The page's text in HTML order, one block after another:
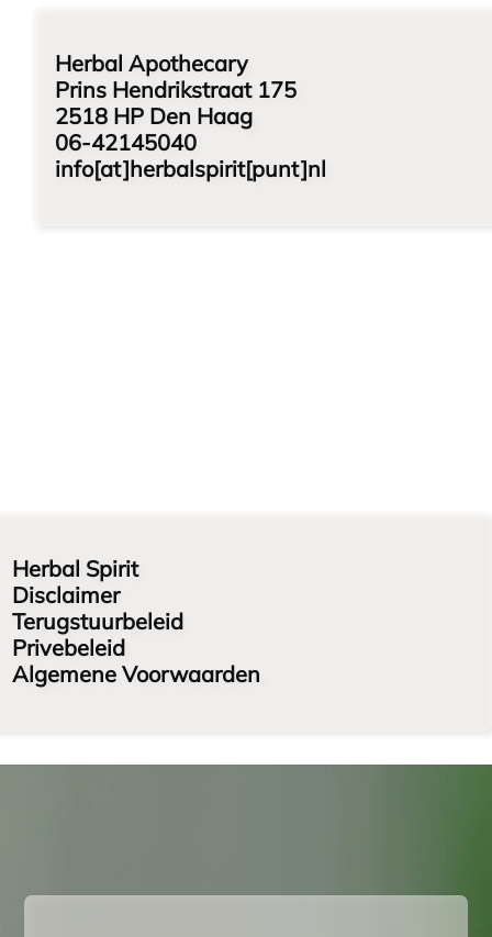
Herbal Apothecary
Prins Hendrikstraat 175
2518 HP Den Haag
06-42145040
info[at]herbalspirit[punt]nl
Herbal Spirit
Disclaimer
Terugstuurbeleid
Privebeleid
Algemene Voorwaarden